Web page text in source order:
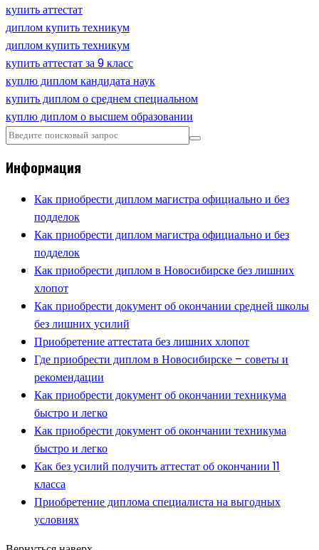
купить аттестат
диплом купить техникум
диплом купить техникум
купить аттестат за 9 класс
куплю диплом кандидата наук
купить диплом о среднем специальном
куплю диплом о высшем образовании
Информация
Как приобрести диплом магистра официально и без
подделок
Как приобрести диплом магистра официально и без
подделок
Как приобрести диплом в Новосибирске без лишних
хлопот
Как приобрести документ об окончании средней школы
без лишних усилий
Приобретение аттестата без лишних хлопот
Где приобрести диплом в Новосибирске – советы и
рекомендации
Как приобрести документ об окончании техникума
быстро и легко
Как приобрести документ об окончании техникума
быстро и легко
Как без усилий получить аттестат об окончании 11
класса
Приобретение диплома специалиста на выгодных
условиях